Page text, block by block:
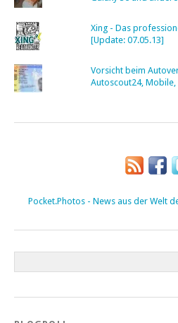
Xing - Das
[Update: 07.05.13]
Vorsicht beim
Autoscout24, Mobile,
Pocket.Photos - News aus der Welt